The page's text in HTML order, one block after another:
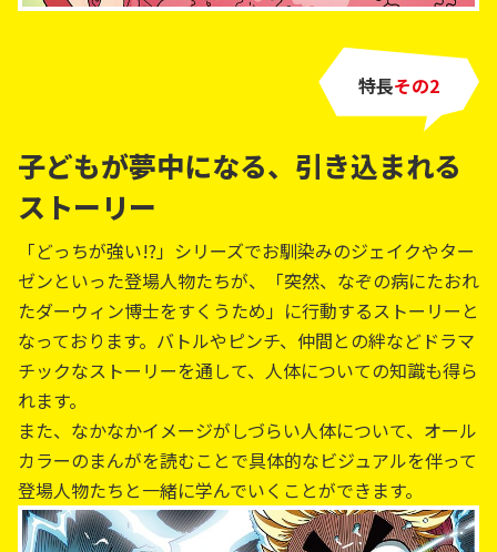
特長その
子どもが夢中になる、引き込まれる
ストーリー
「どっちが強い!?」シリーズでお馴染みのジェイクやター
ゼンといった登場人物たちが、「突然、なぞの病にたおれ
たダーウィン博士をすくうため」に行動するストーリーと
なっております。バトルやピンチ、仲間との絆などドラマ
チックなストーリーを通して、人体についての知識も得ら
れます。
また、なかなかイメージがしづらい人体について、オール
カラーのまんがを読むことで具体的なビジュアルを伴って
登場人物たちと一緒に学んでいくことができます。